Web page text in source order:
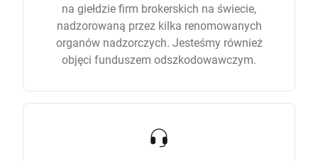
na giełdzie firm brokerskich na świecie,
nadzorowaną przez kilka renomowanych
organów nadzorczych. Jesteśmy również
objęci funduszem odszkodowawczym.